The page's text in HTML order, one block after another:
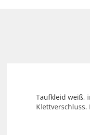
Taufkleid weiß,